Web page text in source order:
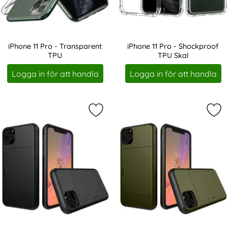
iPhone 11 Pro - Transparent
TPU
Art. nr 1449
Logga in för att handla
iPhone 11 Pro - Shockproof
TPU Skal
Art. nr 5234
Logga in för att handla
Markera iPhone 11 Pro - Hybrid